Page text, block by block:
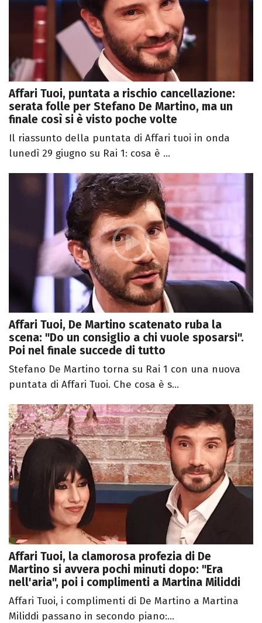
Affari Tuoi, puntata a rischio cancellazione:
serata folle per Stefano De Martino, ma un
finale così si è visto poche volte
Il riassunto della puntata di Affari tuoi in onda
lunedì 29 giugno su Rai 1: cosa è ...
Affari Tuoi, De Martino scatenato ruba la
scena: "Do un consiglio a chi vuole sposarsi".
Poi nel finale succede di tutto
Stefano De Martino torna su Rai 1 con una nuova
puntata di Affari Tuoi. Che cosa è s...
Affari Tuoi, la clamorosa profezia di De
Martino si avvera pochi minuti dopo: "Era
nell'aria", poi i complimenti a Martina Miliddi
Affari Tuoi, i complimenti di De Martino a Martina
Miliddi passano in secondo piano:...